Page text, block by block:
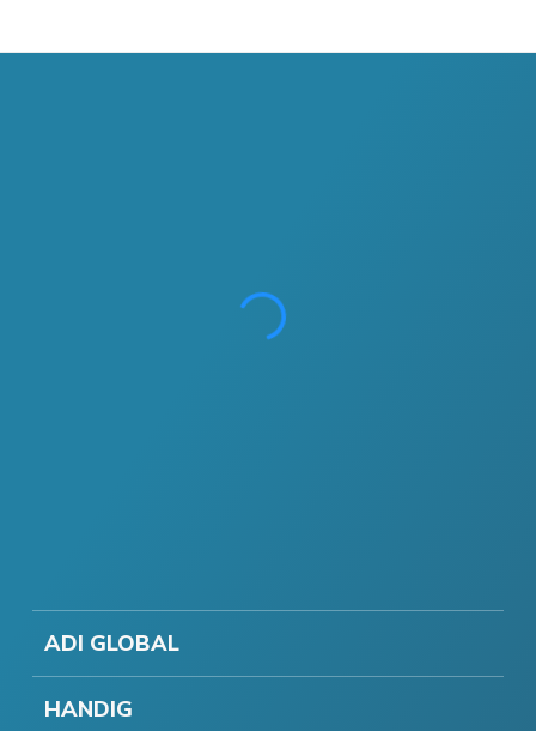
ADI GLOBAL
HANDIG